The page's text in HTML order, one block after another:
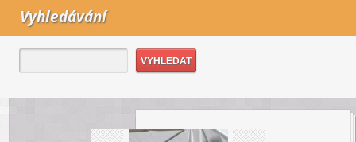
Vyhledávání